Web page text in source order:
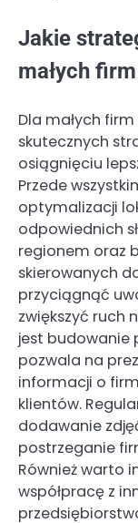
Jakie
małych
Dla małych firm
skutecznych
osiągnięciu
Przede
optymalizacji
odpowiednich
regionem oraz
skierowanych
przyciągnąć
zwiększyć ruch
jest budowanie
pozwala na
informacji o
klientów.
dodawanie
postrzeganie
Również warto
współpracę z